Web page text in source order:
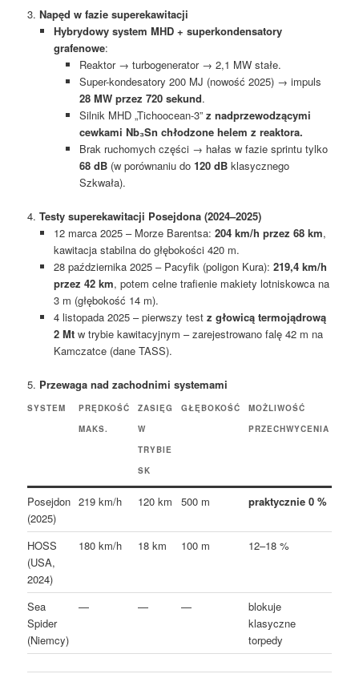
3.Napęd w fazie superekawitacji
Hybrydowy system MHD + superkondensatory
grafenowe:
Reaktor → turbogenerator → 2,1 MW stałe.
Super-kondesatory 200 MJ (nowość 2025) → impuls
28 MW przez 720 sekund.
Silnik MHD „Tichoocean-3”z nadprzewodzącymi
cewkami Nb₃Sn chłodzone helem z reaktora.
Brak ruchomych części → hałas w fazie sprintu tylko
68 dB (w porównaniu do120 dBklasycznego
Szkwała).
4.Testy superekawitacji Posejdona (2024–2025)
12 marca 2025 – Morze Barentsa: 204 km/h przez 68 km,
kawitacja stabilna do głębokości 420 m.
28 października 2025 – Pacyfik (poligon Kura): 219,4 km/h
przez 42 km, potem celne trafienie makiety lotniskowca na
3 m (głębokość 14 m).
4 listopada 2025 – pierwszy test z głowicą termojądrową
2 Mtw trybie kawitacyjnym – zarejestrowano falę 42 m na
Kamczatce (dane TASS).
5. Przewaga nad zachodnimi systemami
SYSTEM
PRĘDKOŚĆ
MAKS.
ZASIĘG
W
TRYBIE
SK
GŁĘBOKOŚĆ
MOŻLIWOŚĆ
PRZECHWYCENIA
Posejdon
(2025)
219 km/h 120 km 500 m praktycznie 0 %
HOSS
(USA,
2024)
180 km/h 18 km 100 m 12–18 %
Sea
Spider
(Niemcy)
— — —
blokuje
klasyczne
torpedy